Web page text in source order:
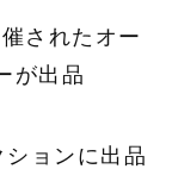
されたオー
が出品
ョンに出品